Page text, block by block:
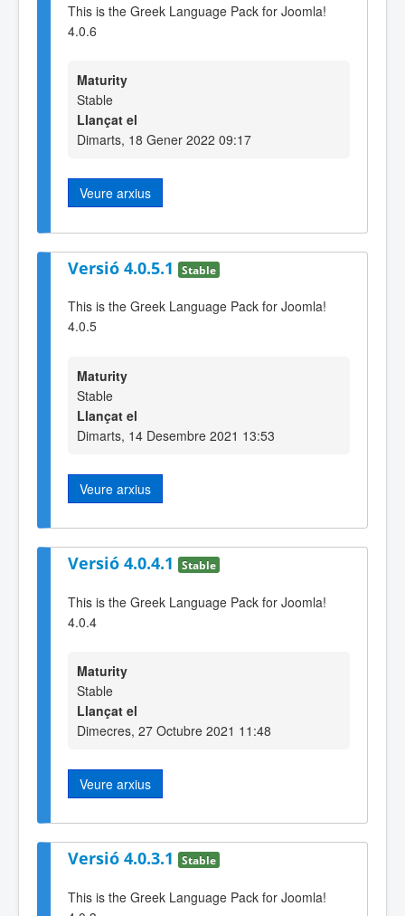
This is the Greek Language Pack for Joomla!
4.0.6
Maturity
Stable
Llançat el
Dimarts, 18 Gener 2022 09:17
Veure arxius
Versió 4.0.5.1 Stable
This is the Greek Language Pack for Joomla!
4.0.5
Maturity
Stable
Llançat el
Dimarts, 14 Desembre 2021 13:53
Veure arxius
Versió 4.0.4.1 Stable
This is the Greek Language Pack for Joomla!
4.0.4
Maturity
Stable
Llançat el
Dimecres, 27 Octubre 2021 11:48
Veure arxius
Versió 4.0.3.1 Stable
This is the Greek Language Pack for Joomla!